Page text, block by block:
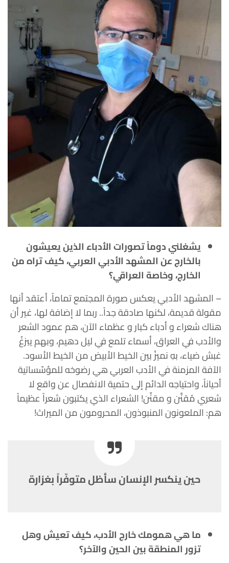
يشغلني دوماً تصورات الأدباء الذين يعيشون
بالخارج عن المشهد الأدبي العربي، كيف تراه من
الخارج، وخاصة العراقي؟
– المشهد الأدبي يعكس صورة المجتمع تماماً، أعتقد أنها
مقولة قديمة، لكنها صادقة جداً.. ربما لا إضافة لها، غير أن
هناك شعراء و أدباء كبار و عظماء الآن، هم عمود الشعر
والأدب في العراق، أسماء تلمع في ليل دهيم، وبهم يبزغُ
غبش ضياء، بهِ نميزُ بين الخيط الأبيض من الخيط الأسود.
الآفة المزمنة في الأدب العربي هي رضوخه للمؤسّساتية
أحياناً، واحتياجه الدائم إلى حتمية الانفصال عن واقع لا
شعري مُقنَّن و مقنِّن! الشعراء الذي يكتبون شعراً عظيماً
هم: الملعونون المنبوذون، المحرومون من الميراث!
حين ينكسر الإنسان سأظل متوفّراً بغزارة
ما هي همومك خارج الأدب، كيف تعيش وهل
تزور المنطقة بين الحين والآخر؟